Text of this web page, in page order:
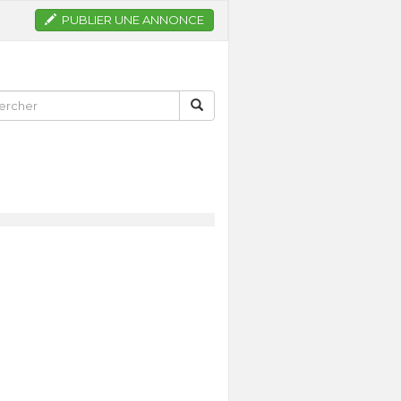
PUBLIER UNE ANNONCE